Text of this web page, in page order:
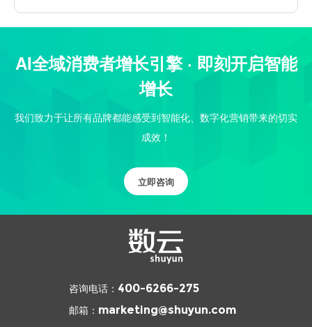
AI全域消费者增长引擎 · 即刻开启智能
增长
我们致力于让所有品牌都能感受到智能化、数字化营销带来的切实
成效！
立即咨询
咨询电话： 400-6266-275
邮箱： marketing@shuyun.com